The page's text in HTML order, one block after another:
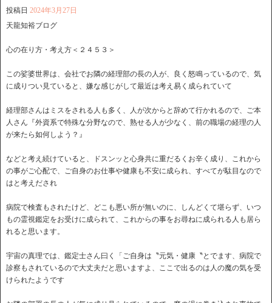
投稿日 2024年3月27日
天龍知裕ブログ
心の在り方・考え方＜２４５３＞
この娑婆世界は、会社でお隣の経理部の長の人が、良く怒鳴っているので、気
に成りつい見ていると、嫌な感じがして最近は考え易く成られていて
経理部さんはミスをされる人も多く、人が次からと辞めて行かれるので、ご本
人さん『外資系で特殊な分野なので、熟せる人が少なく、前の職場の経理の人
が来たら如何しよう？』
などと考え続けていると、ドスンッと心身共に重だるくお辛く成り、これから
の事がご心配で、ご自身のお仕事や健康も不安に成られ、すべてが駄目なので
はと考えだされ
病院で検査もされたけど、どこも悪い所が無いのに、しんどくて堪らず、いつ
もの霊視鑑定をお受けに成られて、これからの事をお尋ねに成られる人も居ら
れると思います。
宇宙の真理では、鑑定士さん曰く「ご自身は〝元気・健康〝とでます、病院で
診察もされているので大丈夫だと思いますよ、ここで出るのは人の魔の気を受
けられたようです